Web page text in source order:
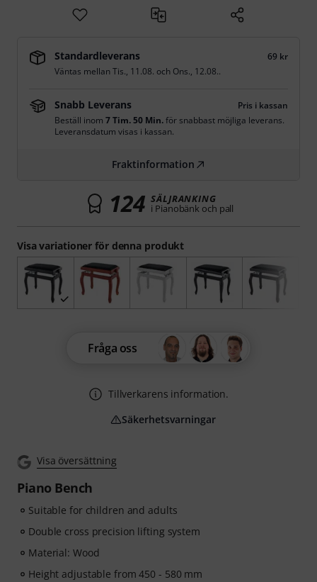
Visa översättning
Piano Bench
Suitable for children and adults
Double cross precision lifting system
Material: Wood
Height adjustable from 450 - 580 mm
Visa variationer för denna produkt
Standardleverans
69 kr
Väntas mellanTis., 11.08. och Ons., 12.08..
Snabb Leverans
Pris i kassan
Beställ inom 7 Tim. 50 Min.för snabbast möjliga leverans.
Leveransdatum visas i kassan.
Fraktinformation
124 SÄLJRANKING
i Pianobänk och pall
Fråga oss
Tillverkarens information.
Säkerhetsvarningar